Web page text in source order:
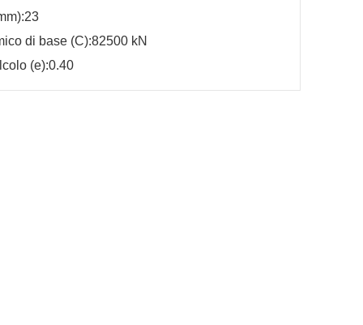
di base (C):82500 kN
(e):0.40